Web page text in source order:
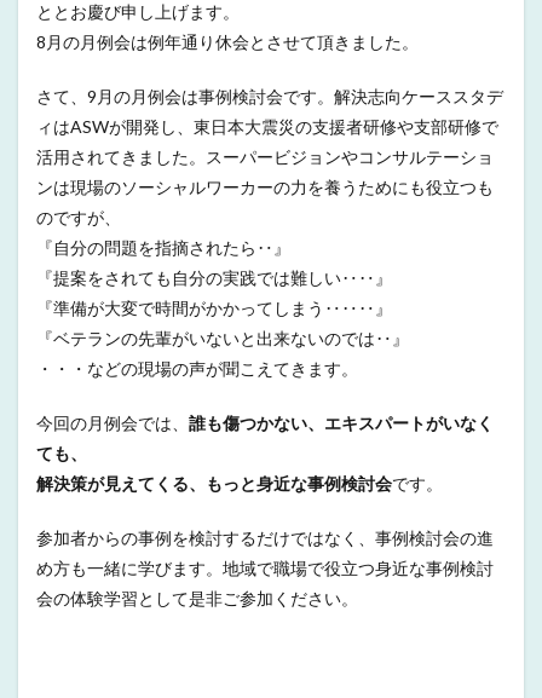
ととお慶び申し上げます。
8月の月例会は例年通り休会とさせて頂きました。
さて、9月の月例会は事例検討会です。解決志向ケーススタデ
ィはASWが開発し、東日本大震災の支援者研修や支部研修で
活用されてきました。スーパービジョンやコンサルテーショ
ンは現場のソーシャルワーカーの力を養うためにも役立つも
のですが、
『自分の問題を指摘されたら‥』
『提案をされても自分の実践では難しい‥‥』
『準備が大変で時間がかかってしまう‥‥‥』
『ベテランの先輩がいないと出来ないのでは‥』
・・・などの現場の声が聞こえてきます。
今回の月例会では、 誰も傷つかない、エキスパートがいなく
ても、
解決策が見えてくる、もっと身近な事例検討会です。
参加者からの事例を検討するだけではなく、事例検討会の進
め方も一緒に学びます。地域で職場で役立つ身近な事例検討
会の体験学習として是非ご参加ください。